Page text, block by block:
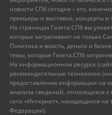
новости СПб сегодня – это,
премьеры и выставки, концерты и
На страницах Газета.СПб вы
которые затрагивают не только
Политика и власть, деньги и
темы, которые Газета.СПб
На информационном ресурсе
рекомендательные технологии
предоставления информации на
анализа сведений, относящихся
сети «Интернет», находящихся на
Федерации).